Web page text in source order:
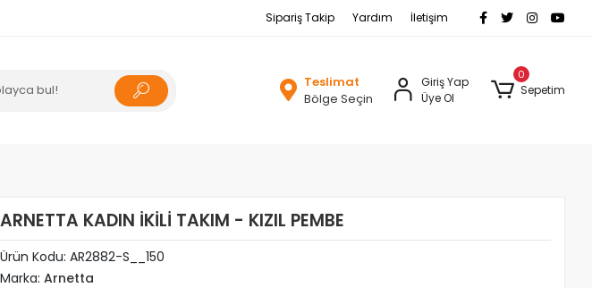
Sipariş Takip Yardım İletişim
Teslimat
Bölge Seçin
Giriş Yap
Üye Ol
0
Sepetim
ARNETTA KADIN İKİLİ TAKIM - KIZIL PEMBE
Ürün Kodu: AR2882-S__150
Marka: Arnetta